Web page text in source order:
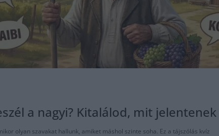
a nagyi? Kitalálod, mit
olyan szavakat hallunk, amiket máshol szinte soha. Ez a tájszólás kvíz